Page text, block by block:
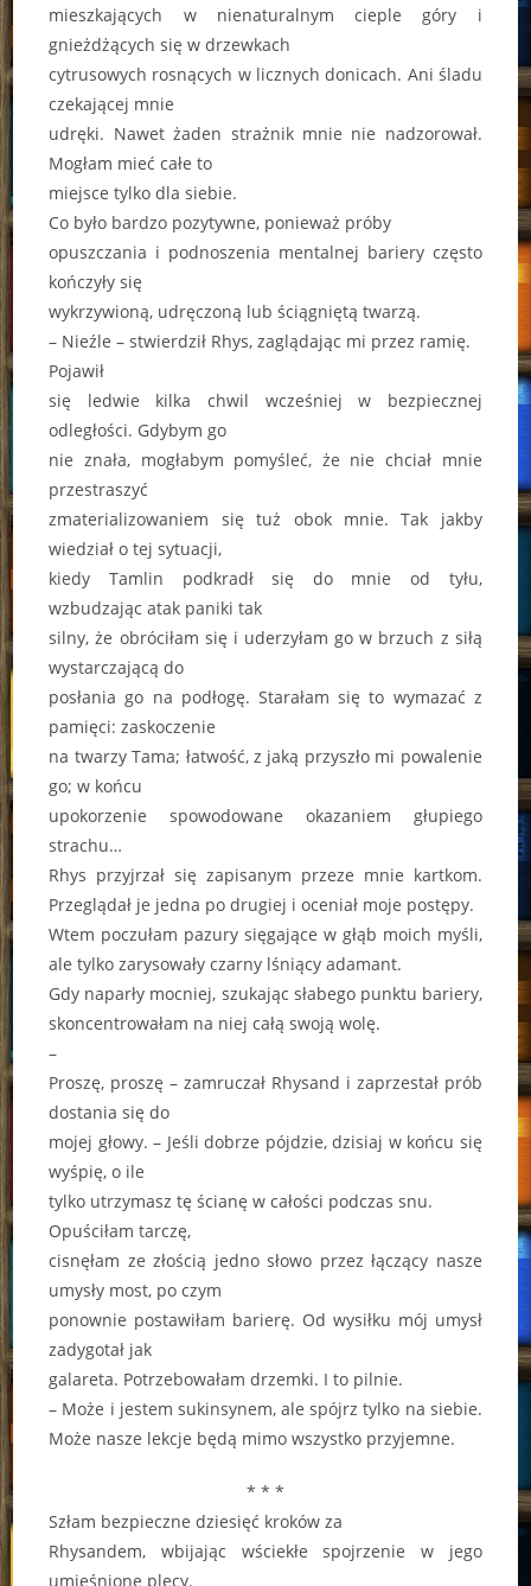
mieszkających w nienaturalnym cieple góry i
gnieżdżących się w drzewkach
cytrusowych rosnących w licznych donicach. Ani śladu
czekającej mnie
udręki. Nawet żaden strażnik mnie nie nadzorował.
Mogłam mieć całe to
miejsce tylko dla siebie.
Co było bardzo pozytywne, ponieważ próby
opuszczania i podnoszenia mentalnej bariery często
kończyły się
wykrzywioną, udręczoną lub ściągniętą twarzą.
– Nieźle – stwierdził Rhys, zaglądając mi przez ramię.
Pojawił
się ledwie kilka chwil wcześniej w bezpiecznej
odległości. Gdybym go
nie znała, mogłabym pomyśleć, że nie chciał mnie
przestraszyć
zmaterializowaniem się tuż obok mnie. Tak jakby
wiedział o tej sytuacji,
kiedy Tamlin podkradł się do mnie od tyłu,
wzbudzając atak paniki tak
silny, że obróciłam się i uderzyłam go w brzuch z siłą
wystarczającą do
posłania go na podłogę. Starałam się to wymazać z
pamięci: zaskoczenie
na twarzy Tama; łatwość, z jaką przyszło mi powalenie
go; w końcu
upokorzenie spowodowane okazaniem głupiego
strachu…
Rhys przyjrzał się zapisanym przeze mnie kartkom.
Przeglądał je jedna po drugiej i oceniał moje postępy.
Wtem poczułam pazury sięgające w głąb moich myśli,
ale tylko zarysowały czarny lśniący adamant.
Gdy naparły mocniej, szukając słabego punktu bariery,
skoncentrowałam na niej całą swoją wolę.
–
Proszę, proszę – zamruczał Rhysand i zaprzestał prób
dostania się do
mojej głowy. – Jeśli dobrze pójdzie, dzisiaj w końcu się
wyśpię, o ile
tylko utrzymasz tę ścianę w całości podczas snu.
Opuściłam tarczę,
cisnęłam ze złością jedno słowo przez łączący nasze
umysły most, po czym
ponownie postawiłam barierę. Od wysiłku mój umysł
zadygotał jak
galareta. Potrzebowałam drzemki. I to pilnie.
– Może i jestem sukinsynem, ale spójrz tylko na siebie.
Może nasze lekcje będą mimo wszystko przyjemne.
* * *
Szłam bezpieczne dziesięć kroków za
Rhysandem, wbijając wściekłe spojrzenie w jego
umięśnione plecy.